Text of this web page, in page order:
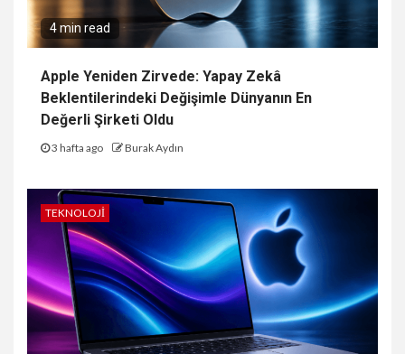
4 min read
Apple Yeniden Zirvede: Yapay Zekâ
Beklentilerindeki Değişimle Dünyanın En
Değerli Şirketi Oldu
3 hafta ago Burak Aydın
TEKNOLOJI